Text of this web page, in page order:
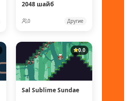
2048 шайб
0 Другие
0.0
Sal Sublime Sundae